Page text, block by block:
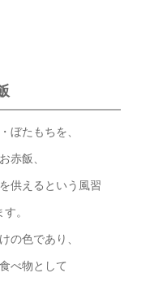
ぼたもちを、
赤飯、
供えるという風習
。
の色であり、
べ物として